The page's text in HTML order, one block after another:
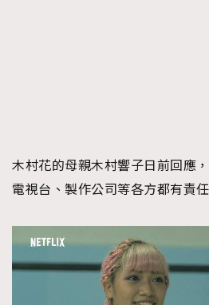
木村花的母親木村響子日前回應
電視台、製作公司等各方都有責任